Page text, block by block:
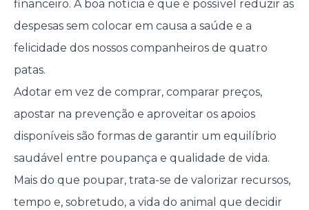
financeiro. A boa notícia é que é possível reduzir as
despesas sem colocar em causa a saúde e a
felicidade dos nossos companheiros de quatro
patas.
Adotar em vez de comprar, comparar preços,
apostar na prevenção e aproveitar os apoios
disponíveis são formas de garantir um equilíbrio
saudável entre poupança e qualidade de vida.
Mais do que poupar, trata-se de valorizar recursos,
tempo e, sobretudo, a vida do animal que decidir